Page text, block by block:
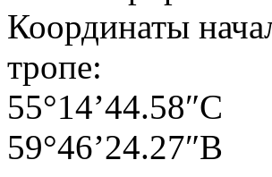
Координаты
тропе:
55°14’44.58″С
59°46’24.27″В